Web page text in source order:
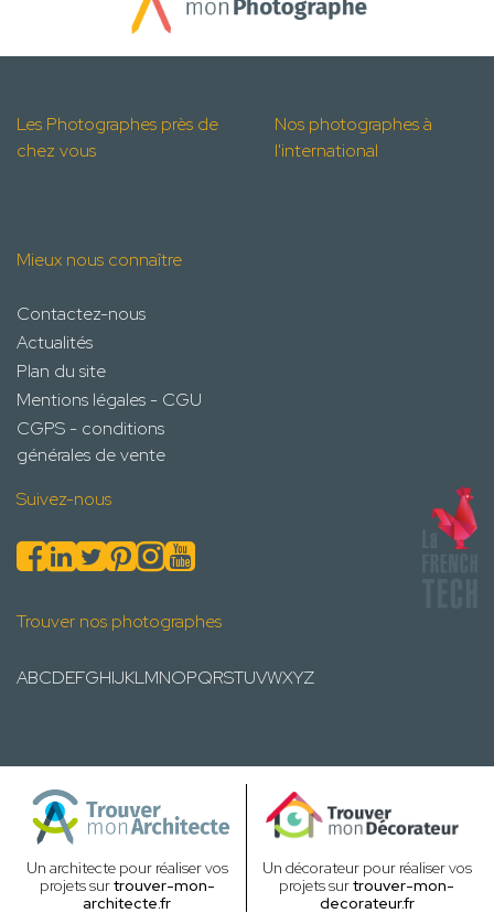
Les Photographes près de
chez vous
Nos photographes à
l'international
Mieux nous connaître
Contactez-nous
Actualités
Plan du site
Mentions légales - CGU
CGPS - conditions
générales de vente
Suivez-nous
Trouver nos photographes
ABCDEFGHIJKLMNOPQRSTUVWXYZ
Un architecte pour réaliser vos
projets surtrouver-mon-
architecte.fr
Un décorateur pour réaliser vos
projets surtrouver-mon-
decorateur.fr